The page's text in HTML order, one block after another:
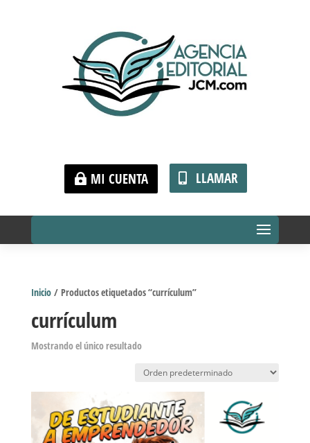
MI CUENTA LLAMAR
Inicio/ Productos etiquetados “currículum”
currículum
Mostrando el único resultado